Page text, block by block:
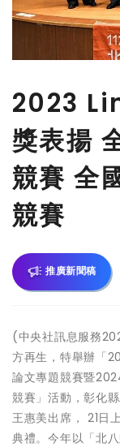
2023
獎表揚
競賽 全
競賽
推廣新聞稿
(中央社訊息服務
方再生，特舉辦「
論文專題競賽暨
競賽」活動，彰化
王惠美出席， 21日
典禮。今年以「北